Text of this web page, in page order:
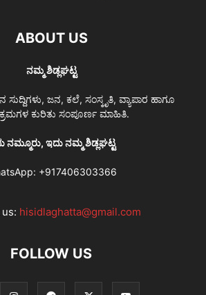
ABOUT US
ನಮ್ಮ ಶಿಡ್ಲಘಟ್ಟ
ಸುದ್ದಿಗಳು, ಜನ, ಕಲೆ, ಸಂಸ್ಕೃತಿ, ವ್ಯಾಪಾರ ಹಾಗೂ
ಕುರಿತು ಸಂಪೂರ್ಣ ಮಾಹಿತಿ.
ನಮ್ಮೂರು, ಇದು ನಮ್ಮ ಶಿಡ್ಲಘಟ್ಟ
+917406303366
hisidlaghatta@gmail.com
FOLLOW US